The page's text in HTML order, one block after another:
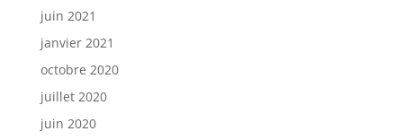
juin 2021
janvier 2021
octobre 2020
juillet 2020
juin 2020